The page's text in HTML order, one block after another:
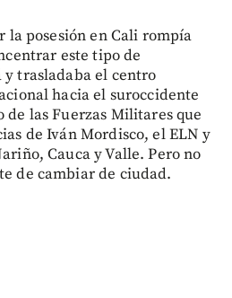
la posesión en Cali rompía
este tipo de
y trasladaba el centro
hacia el suroccidente
las Fuerzas Militares que
de Iván Mordisco, el ELN y
Cauca y Valle. Pero no
de cambiar de ciudad.